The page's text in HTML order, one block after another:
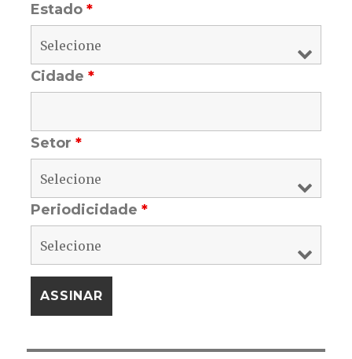
Estado*
Cidade*
Setor*
Periodicidade*